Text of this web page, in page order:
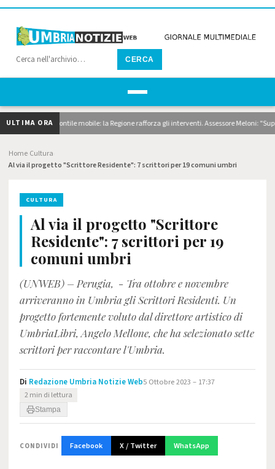
CERCA
ULTIMA ORAe pontile mobile: la Regione rafforza gli interventi. Assessore Meloni:
Home Cultura
Al via il progetto "Scrittore Residente": 7 scrittori per 19 comuni umbri
CULTURA
Al via il progetto "Scrittore
Residente": 7 scrittori per 19
comuni umbri
(UNWEB) – Perugia, - Tra ottobre e novembre
arriveranno in Umbria gli Scrittori Residenti. Un
progetto fortemente voluto dal direttore artistico di
UmbriaLibri, Angelo Mellone, che ha selezionato sette
scrittori per raccontare l'Umbria.
Di Redazione Umbria Notizie Web5 Ottobre 2023 – 17:37
2 min di lettura
Stampa
CONDIVIDI Facebook X / Twitter WhatsApp